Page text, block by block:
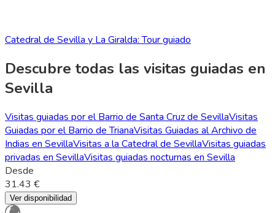
Catedral de Sevilla y La Giralda: Tour guiado
Descubre todas las visitas guiadas en
Sevilla
Visitas guiadas por el Barrio de Santa Cruz de SevillaVisitas
Guiadas por el Barrio de TrianaVisitas Guiadas al Archivo de
Indias en SevillaVisitas a la Catedral de SevillaVisitas guiadas
privadas en SevillaVisitas guiadas nocturnas en Sevilla
Desde
31.43 €
Ver disponibilidad